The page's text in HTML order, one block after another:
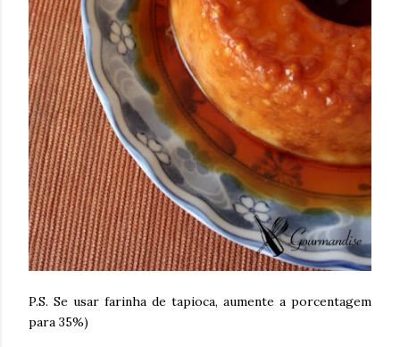
P.S. Se usar farinha de tapioca, aumente a porcentagem
para 35%)